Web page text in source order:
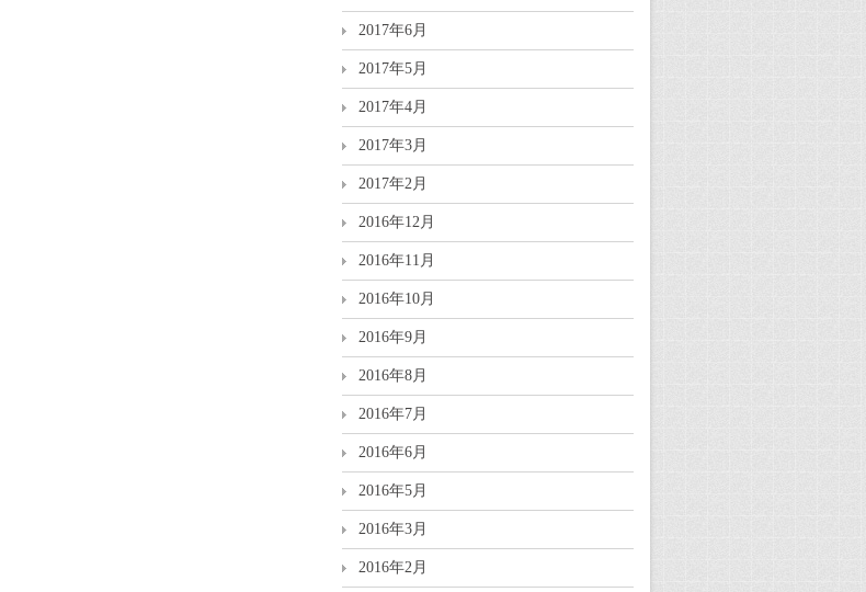
2017年6月
2017年5月
2017年4月
2017年3月
2017年2月
2016年12月
2016年11月
2016年10月
2016年9月
2016年8月
2016年7月
2016年6月
2016年5月
2016年3月
2016年2月